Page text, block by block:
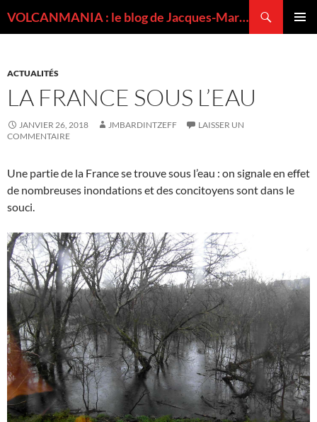
VOLCANMANIA : le blog de Jacques-Marie BARDINTZEFF, volcanologue
ACTUALITÉS
LA FRANCE SOUS L’EAU
JANVIER 26, 2018 JMBARDINTZEFF
LAISSER UN
COMMENTAIRE
Une partie de la France se trouve sous l’eau : on signale en effet
de nombreuses inondations et des concitoyens sont dans le
souci.